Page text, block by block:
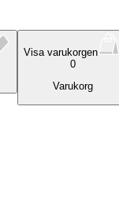
Visa varukorgen
0
Varukorg